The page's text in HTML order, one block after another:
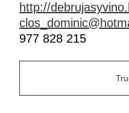
http://
977 828 215